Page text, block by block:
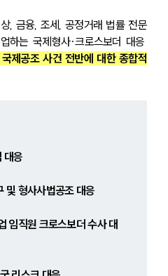
, 금융, 조세, 공정거래 법률 전문
하는 국제형사·크로스보더 대응
제공조 사건 전반에 대한 종합적
대응
및 형사사법공조 대응
임직원 크로스보더 수사 대